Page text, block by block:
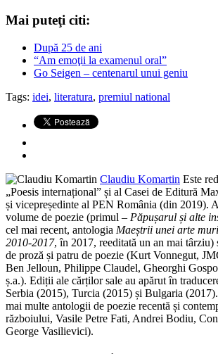
Mai puteţi citi:
După 25 de ani
“Am emoţii la examenul oral”
Go Seigen – centenarul unui geniu
Tags: idei, literatura, premiul national
Claudiu Komartin Este
„Poesis internațional” și al Casei de Editură
și vicepreședinte al PEN România (din 2019).
volume de poezie (primul – Păpușarul și alte
cel mai recent, antologia Maeștrii unei arte
2010-2017, în 2017, reeditată un an mai târziu)
de proză și patru de poezie (Kurt Vonnegut,
Ben Jelloun, Philippe Claudel, Gheorghi
ș.a.). Ediții ale cărților sale au apărut în
Serbia (2015), Turcia (2015) și Bulgaria
mai multe antologii de poezie recentă și
războiului, Vasile Petre Fati, Andrei Bodiu,
George Vasilievici).